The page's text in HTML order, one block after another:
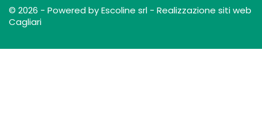
© 2026 - Powered by Escoline srl - Realizzazione siti web
Cagliari